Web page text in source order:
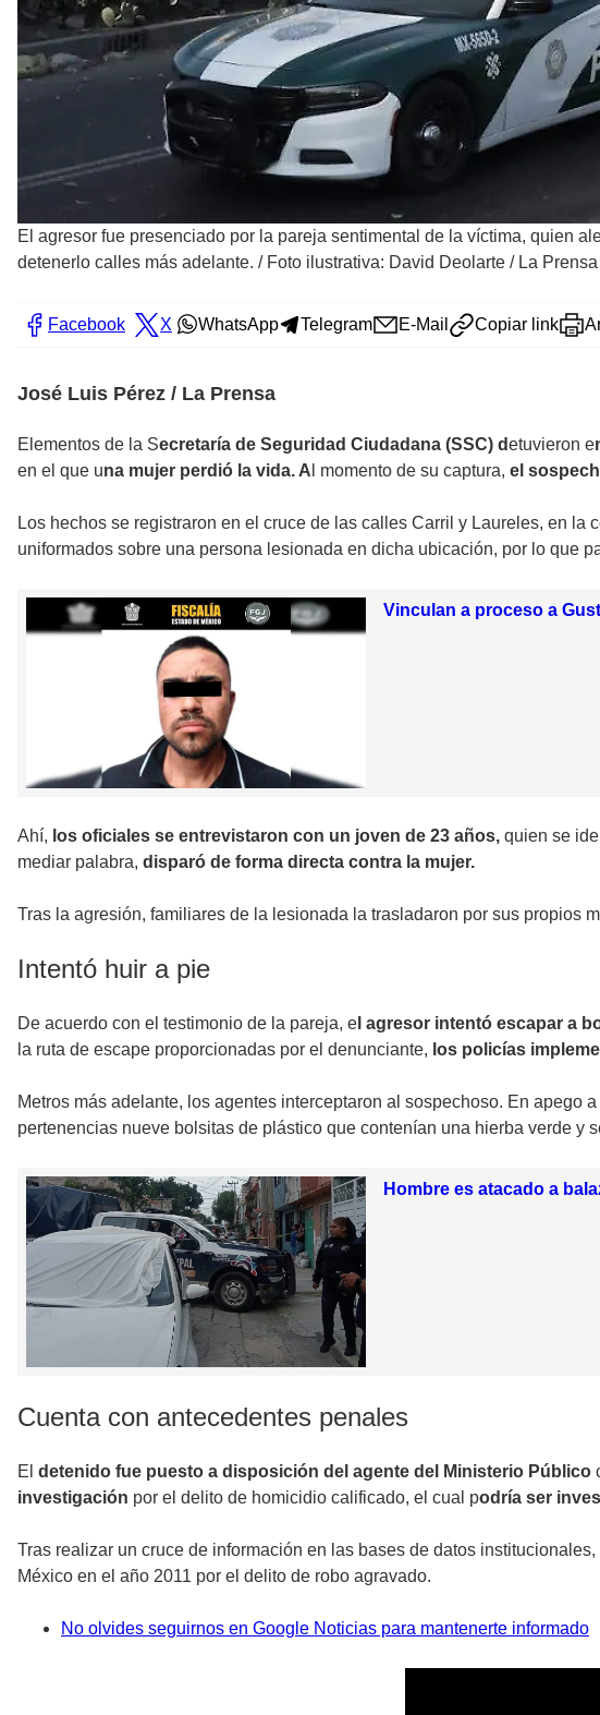
El agresor fue presenciado por la pareja sentimental de la víctima, quien
detenerlo calles más adelante. / Foto ilustrativa: David Deolarte / La
Facebook X WhatsApp Telegram E-Mail Copiar link
José Luis Pérez / La Prensa
Elementos de la Secretaría de Seguridad Ciudadana (SSC) detuvieron e
en el que una mujer perdió la vida. A l momento de su captura, el
Los hechos se registraron en el cruce de las calles Carril y Laureles, en
uniformados sobre una persona lesionada en dicha ubicación, por lo que
Vinculan a proceso a
Ahí, los oficiales se entrevistaron con un joven de 23 años, quien se
mediar palabra, disparó de forma directa contra la mujer.
Tras la agresión, familiares de la lesionada la trasladaron por sus propios
Intentó huir a pie
De acuerdo con el testimonio de la pareja, e l agresor intentó escapar a
la ruta de escape proporcionadas por el denunciante, los policías
Metros más adelante, los agentes interceptaron al sospechoso. En
pertenencias nueve bolsitas de plástico que contenían una hierba verde y
Hombre es atacado a
Cuenta con antecedentes penales
El detenido fue puesto a disposición del agente del Ministerio Público
investigación por el delito de homicidio calificado, el cual podría ser
Tras realizar un cruce de información en las bases de datos
México en el año 2011 por el delito de robo agravado.
No olvides seguirnos en Google Noticias para mantenerte informado